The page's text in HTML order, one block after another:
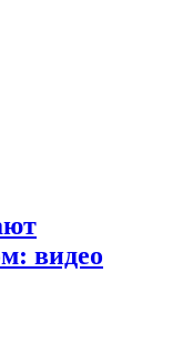
видео